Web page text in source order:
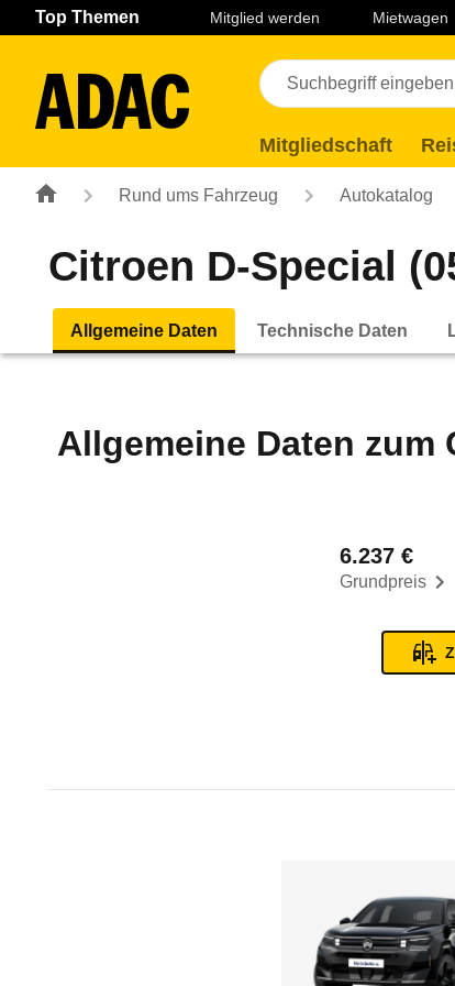
Navigation Seiteninhalt Fußzeile
Top Themen Mitglied werden Mietwagen
Mitgliedschaft
Rund ums Fahrzeug Autokatalog
Citroen D-Special
Allgemeine Daten Technische Daten
Allgemeine Daten zum
Grundpreis
6.237 €